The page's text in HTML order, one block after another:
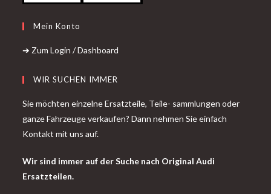
Mein Konto
➔ Zum Login / Dashboard
WIR SUCHEN IMMER
Sie möchten einzelne Ersatzteile, Teile- sammlungen oder
ganze Fahrzeuge verkaufen? Dann nehmen Sie einfach
Kontakt mit uns auf.
Wir sind immer auf der Suche nach Original Audi
Ersatzteilen.